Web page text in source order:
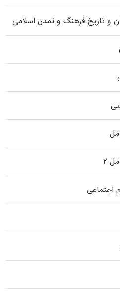
و تاریخ فرهنگ و تمدن اسلامی
۲
اجتماعی